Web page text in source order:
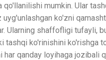
qo'llanilishi mumkin. Ular
ko'zni
Ularning shaffofligi tufayli,
tashqi ko'rinishini ko'rishga
har qanday loyihaga jozibali